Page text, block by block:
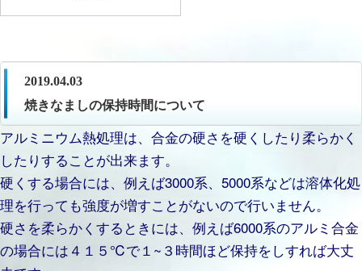
2019.04.03
焼きなましの保持時間について
アルミニウム熱処理は、合金の硬さを硬くしたり柔らかく
したりすることが出来ます。
硬くする場合には、例えば3000系、5000系などは溶体化処
理を行っても強度が増すことがないので行いません。
硬さを柔らかくするときには、例えば6000系のアルミ合金
の場合には４１５℃で１~３時間ほど保持をしすれば大丈